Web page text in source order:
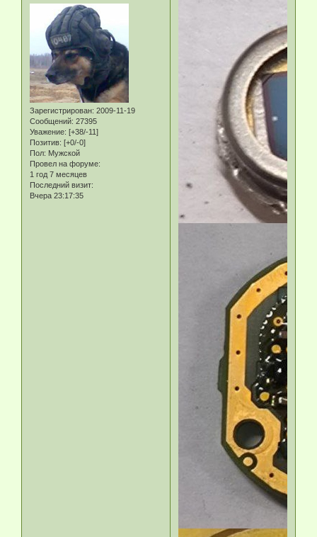
Зарегистрирован: 2009-11-19
Сообщений: 27395
Уважение: [+38/-11]
Позитив: [+0/-0]
Пол: Мужской
Провел на форуме:
1 год 7 месяцев
Последний визит:
Вчера 23:17:35